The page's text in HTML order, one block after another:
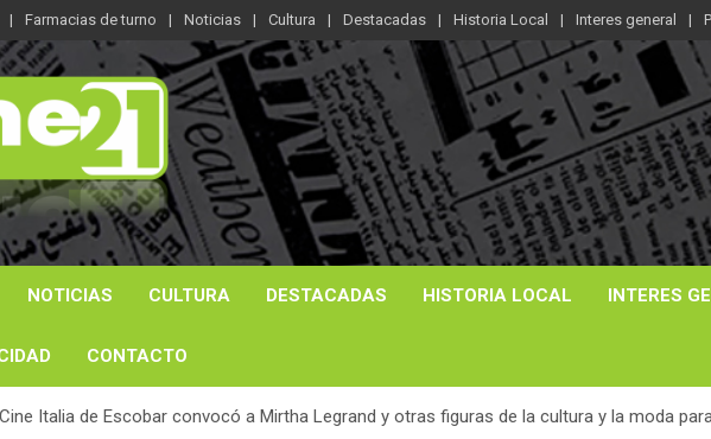
Farmacias de turno Noticias Cultura Destacadas Historia Local Interes general
NOTICIAS CULTURA DESTACADAS HISTORIA LOCAL INTERES
CONTACTO
Italia de Escobar convocó a Mirtha Legrand y otras figuras de la cultura y la moda